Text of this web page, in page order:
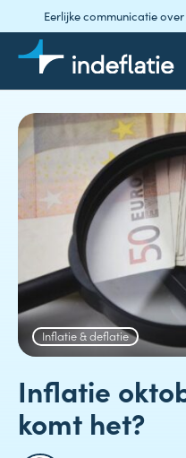
Eerlijke communicatie
Inflatie
komt het?
Inflatie & deflatie